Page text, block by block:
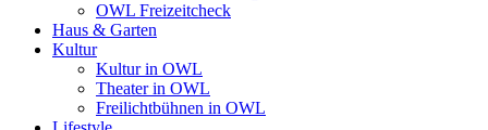
OWL Freizeitcheck
Haus & Garten
Kultur
Kultur in OWL
Theater in OWL
Freilichtbühnen in OWL